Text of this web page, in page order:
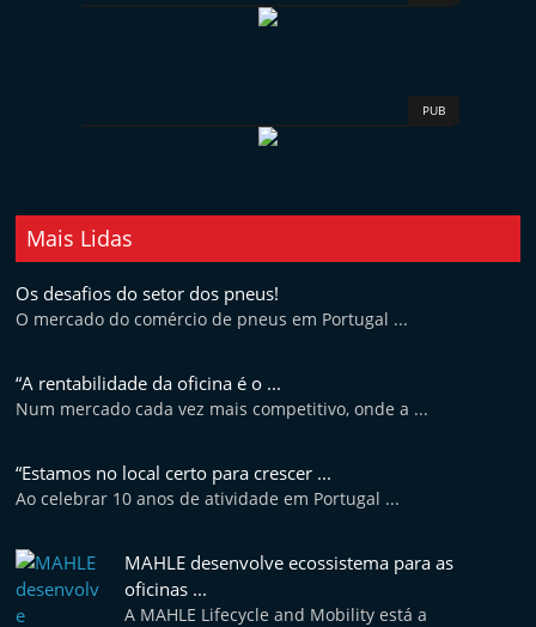
PUB
Mais Lidas
Os desafios do setor dos pneus!
O mercado do comércio de pneus em Portugal ...
“A rentabilidade da oficina é o ...
Num mercado cada vez mais competitivo, onde a ...
“Estamos no local certo para crescer ...
Ao celebrar 10 anos de atividade em Portugal ...
MAHLE desenvolve ecossistema para as
oficinas ...
A MAHLE Lifecycle and Mobility está a